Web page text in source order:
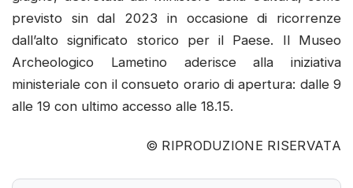
previsto sin dal 2023 in occasione di ricorrenze
dall’alto significato storico per il Paese. Il Museo
Archeologico Lametino aderisce alla iniziativa
ministeriale con il consueto orario di apertura: dalle 9
alle 19 con ultimo accesso alle 18.15.
© RIPRODUZIONE RISERVATA